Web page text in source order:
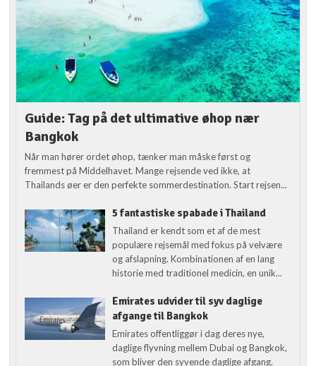
Guide: Tag på det ultimative øhop nær
Bangkok
Når man hører ordet øhop, tænker man måske først og
fremmest på Middelhavet. Mange rejsende ved ikke, at
Thailands øer er den perfekte sommerdestination. Start rejsen...
5 fantastiske spabade i Thailand
Thailand er kendt som et af de mest
populære rejsemål med fokus på velvære
og afslapning. Kombinationen af en lang
historie med traditionel medicin, en unik...
Emirates udvider til syv daglige
afgange til Bangkok
Emirates offentliggør i dag deres nye,
daglige flyvning mellem Dubai og Bangkok,
som bliver den syvende daglige afgang.